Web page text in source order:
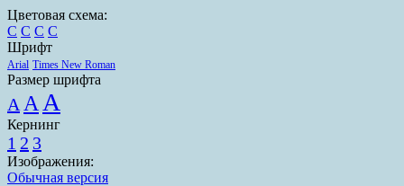
Цветовая схема:
C C C C
Шрифт
Arial Times New Roman
Размер шрифта
A A A
Кернинг
1 2 3
Изображения:
Обычная версия